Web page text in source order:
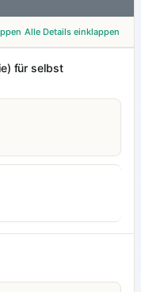
Alle Details einklappen
für selbst